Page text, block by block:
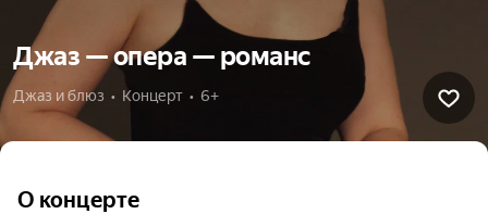
Джаз — опера — романс
Джаз и блюз  •  Концерт  •  6+
О концерте